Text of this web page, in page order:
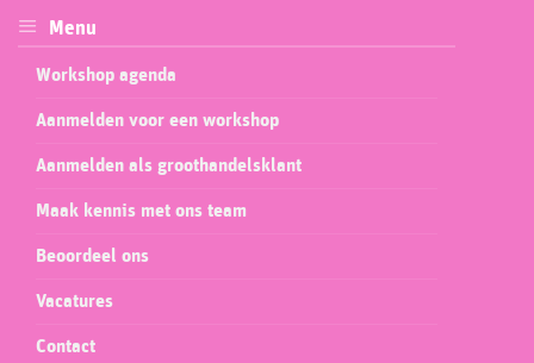
Menu
Workshop agenda
Aanmelden voor een workshop
Aanmelden als groothandelsklant
Maak kennis met ons team
Beoordeel ons
Vacatures
Contact